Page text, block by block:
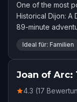
One of the most
Historical Dijon:
89-minute
Ideal für: Familien
Joan of Arc:
4.3 (17